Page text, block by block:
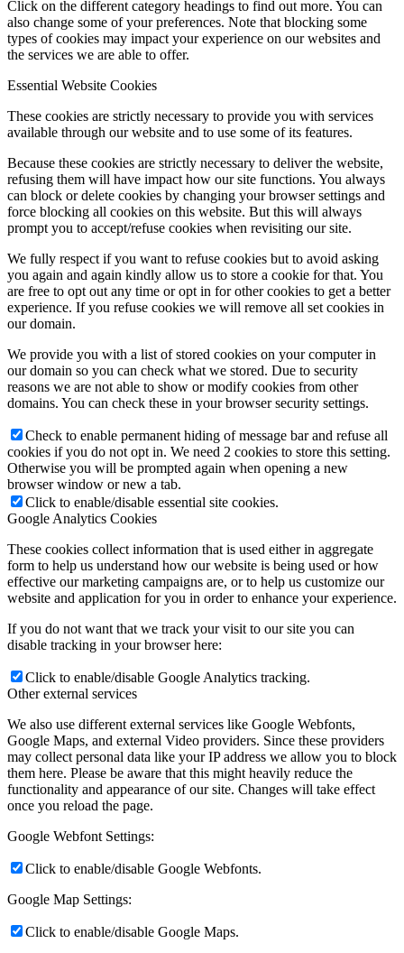
Click on the different category headings to find out more. You can
also change some of your preferences. Note that blocking some
types of cookies may impact your experience on our websites and
the services we are able to offer.
Essential Website Cookies
These cookies are strictly necessary to provide you with services
available through our website and to use some of its features.
Because these cookies are strictly necessary to deliver the website,
refusing them will have impact how our site functions. You always
can block or delete cookies by changing your browser settings and
force blocking all cookies on this website. But this will always
prompt you to accept/refuse cookies when revisiting our site.
We fully respect if you want to refuse cookies but to avoid asking
you again and again kindly allow us to store a cookie for that. You
are free to opt out any time or opt in for other cookies to get a better
experience. If you refuse cookies we will remove all set cookies in
our domain.
We provide you with a list of stored cookies on your computer in
our domain so you can check what we stored. Due to security
reasons we are not able to show or modify cookies from other
domains. You can check these in your browser security settings.
Check to enable permanent hiding of message bar and refuse all
cookies if you do not opt in. We need 2 cookies to store this setting.
Otherwise you will be prompted again when opening a new
browser window or new a tab.
Click to enable/disable essential site cookies.
Google Analytics Cookies
These cookies collect information that is used either in aggregate
form to help us understand how our website is being used or how
effective our marketing campaigns are, or to help us customize our
website and application for you in order to enhance your experience.
If you do not want that we track your visit to our site you can
disable tracking in your browser here:
Click to enable/disable Google Analytics tracking.
Other external services
We also use different external services like Google Webfonts,
Google Maps, and external Video providers. Since these providers
may collect personal data like your IP address we allow you to block
them here. Please be aware that this might heavily reduce the
functionality and appearance of our site. Changes will take effect
once you reload the page.
Google Webfont Settings:
Click to enable/disable Google Webfonts.
Google Map Settings:
Click to enable/disable Google Maps.